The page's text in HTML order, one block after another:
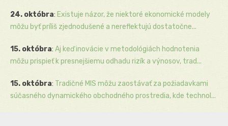
24. októbra: Existuje názor, že niektoré ekonomické modely
môžu byť príliš zjednodušené a nereflektujú dostatočne...
15. októbra: Aj keď inovácie v metodológiách hodnotenia
môžu prispieť k presnejšiemu odhadu rizík a výnosov, trad...
15. októbra: Tradičné MIS môžu zaostávať za požiadavkami
súčasného dynamického obchodného prostredia, kde technol...